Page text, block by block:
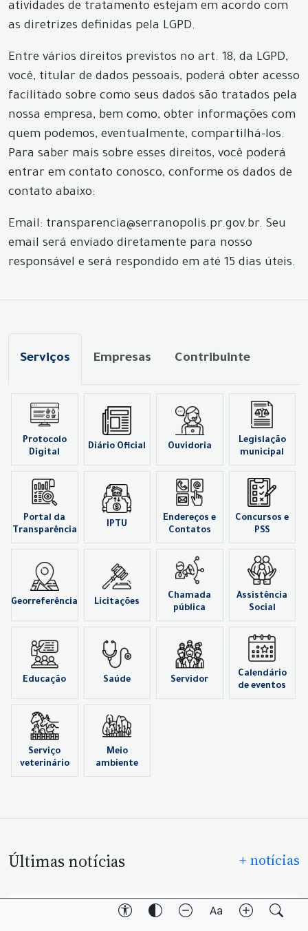
atividades de tratamento estejam em acordo com
as diretrizes definidas pela LGPD.
Entre vários direitos previstos no art. 18, da LGPD,
você, titular de dados pessoais, poderá obter acesso
facilitado sobre como seus dados são tratados pela
nossa empresa, bem como, obter informações com
quem podemos, eventualmente, compartilhá-los.
Para saber mais sobre esses direitos, você poderá
entrar em contato conosco, conforme os dados de
contato abaixo:
Email: transparencia@serranopolis.pr.gov.br. Seu
email será enviado diretamente para nosso
responsável e será respondido em até 15 dias úteis.
Serviços Empresas Contribuinte
Protocolo
Digital
Diário Oficial Ouvidoria
Legislação
municipal
Portal da
Transparência
IPTU
Endereços e
Contatos
Concursos e
PSS
Georreferência Licitações
Chamada
pública
Assistência
Social
Educação Saúde Servidor
Calendário
de eventos
Serviço
veterinário
Meio
ambiente
Últimas notícias + notícias